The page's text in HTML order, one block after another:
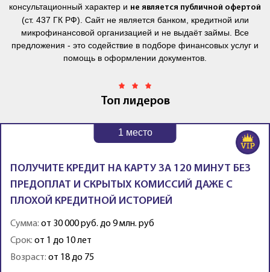
консультационный характер и не является публичной офертой
(ст. 437 ГК РФ). Сайт не является банком, кредитной или
микрофинансовой организацией и не выдаёт займы. Все
предложения - это содействие в подборе финансовых услуг и
помощь в оформлении документов.
Топ лидеров
1 место
ПОЛУЧИТЕ КРЕДИТ НА КАРТУ ЗА 120 МИНУТ БЕЗ
ПРЕДОПЛАТ И СКРЫТЫХ КОМИССИЙ ДАЖЕ С
ПЛОХОЙ КРЕДИТНОЙ ИСТОРИЕЙ
Сумма: от 30 000 руб. до 9 млн. руб
Срок: от 1 до 10 лет
Возраст: от 18 до 75